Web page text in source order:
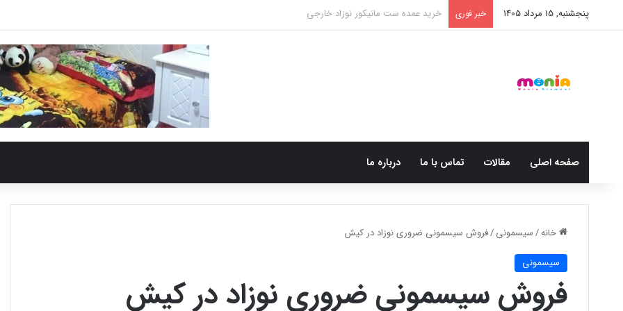
پنجشنبه, 15 مرداد 1405 خبر فوری خرید شامپو سر و بدن 500 میل کودک موستلا
صفحه اصلی مقالات تماس با ما درباره ما
خانه/ سیسمونی/فروش سیسمونی ضروری نوزاد در کیش
سیسمونی
فروش سیسمونی ضروری نوزاد در کیش